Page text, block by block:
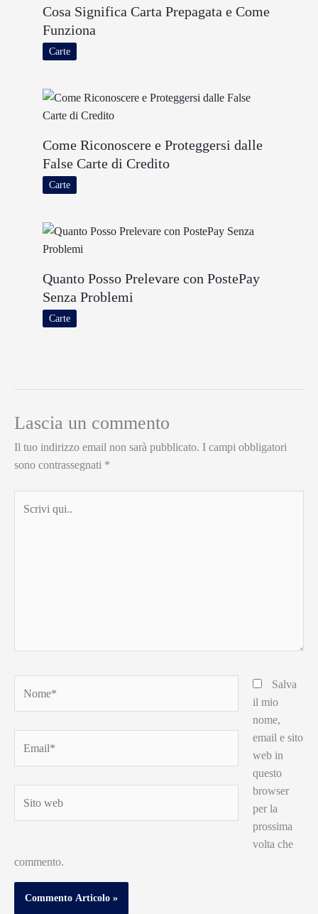
Cosa Significa Carta Prepagata e Come
Funziona
Carte
Come Riconoscere e Proteggersi dalle
False Carte di Credito
Carte
Quanto Posso Prelevare con PostePay
Senza Problemi
Carte
Lascia un commento
Il tuo indirizzo email non sarà pubblicato. I campi obbligatori
sono contrassegnati *
qui..
web
Salva
il mio
nome,
email e sito
web in
questo
browser
per la
prossima
volta che
commento.